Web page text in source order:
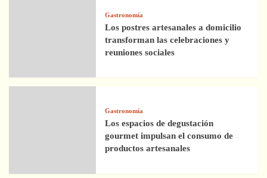
Gastronomía
Los postres artesanales a domicilio
transforman las celebraciones y
reuniones sociales
Gastronomía
Los espacios de degustación
gourmet impulsan el consumo de
productos artesanales